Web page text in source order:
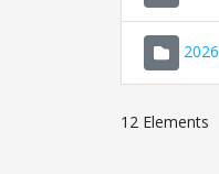
2026
12 Elements